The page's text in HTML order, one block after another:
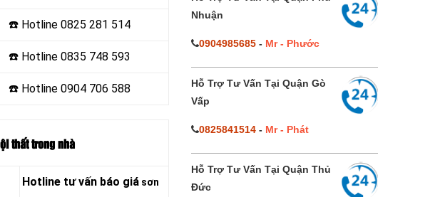
☎️ Hotline0825 281 514
☎️ Hotline0835 748 593
☎️ Hotline 0904 706 588
thất trong nhà
Hotline tư vấn báo giá sơn
Nhuận
0904985685- Mr - Phước
Hỗ Trợ Tư Vấn Tại Quận Gò
Vấp
0825841514- Mr - Phát
Hỗ Trợ Tư Vấn Tại Quận Thủ
Đức